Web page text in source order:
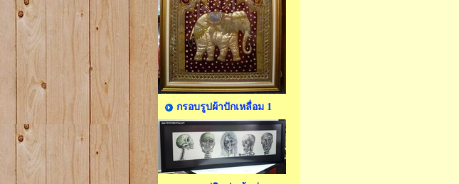
กรอบรูปผ้าปักเหลื่อม 1